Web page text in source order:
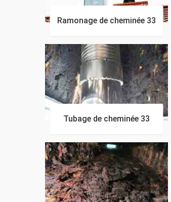
Ramonage de cheminée 33
Tubage de cheminée 33